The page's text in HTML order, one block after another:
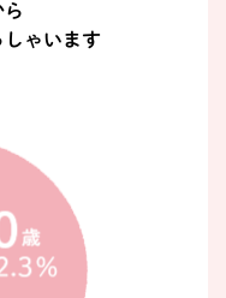
ら
ゃいます